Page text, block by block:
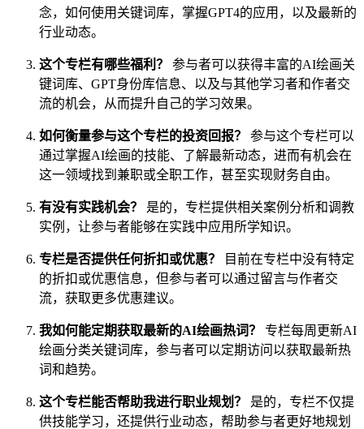
念，如何使用关键词库，掌握GPT4的应用，以及最新的
行业动态。
这个专栏有哪些福利？
参与者可以获得丰富的AI绘画关
键词库、GPT身份库信息、以及与其他学习者和作者交
流的机会，从而提升自己的学习效果。
如何衡量参与这个专栏的投资回报？
参与这个专栏可以
通过掌握AI绘画的技能、了解最新动态，进而有机会在
这一领域找到兼职或全职工作，甚至实现财务自由。
有没有实践机会？
是的，专栏提供相关案例分析和调教
实例，让参与者能够在实践中应用所学知识。
专栏是否提供任何折扣或优惠？
目前在专栏中没有特定
的折扣或优惠信息，但参与者可以通过留言与作者交
流，获取更多优惠建议。
我如何能定期获取最新的AI绘画热词？
专栏每周更新AI
绘画分类关键词库，参与者可以定期访问以获取最新热
词和趋势。
这个专栏能否帮助我进行职业规划？
是的，专栏不仅提
供技能学习，还提供行业动态，帮助参与者更好地规划